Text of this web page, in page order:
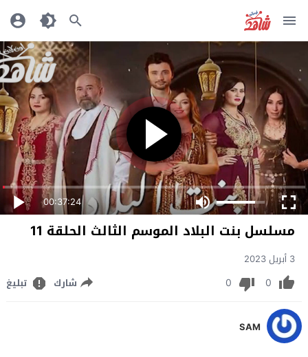
00:37:24
مسلسل بنت البلاد الموسم الثالث الحلقة 11
3 أبريل 2023
0
0 شارك تبليغ
SAM